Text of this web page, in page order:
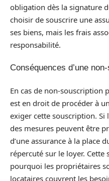
obligation dès la signature
choisir de souscrire une
ses biens, mais les frais
responsabilité.
Conséquences d’une
En cas de non-souscription
est en droit de procéder à
exiger cette souscription. Si
des mesures peuvent être
d’une assurance à la place
répercuté sur le loyer.
pourquoi les propriétaires
locataires couvrent les